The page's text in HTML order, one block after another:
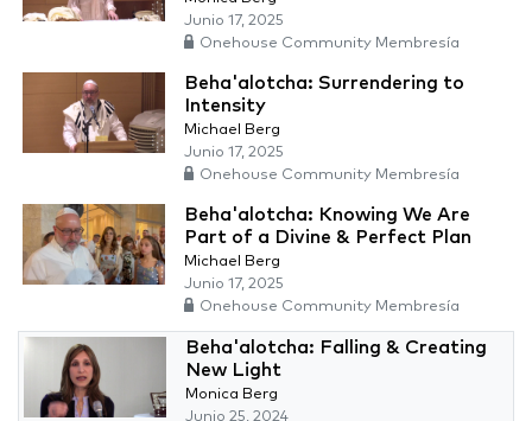
Junio 17, 2025
Onehouse Community Membresía
Beha'alotcha: Surrendering to
Intensity
Michael Berg
Junio 17, 2025
Onehouse Community Membresía
Beha'alotcha: Knowing We Are
Part of a Divine & Perfect Plan
Michael Berg
Junio 17, 2025
Onehouse Community Membresía
Beha'alotcha: Falling & Creating
New Light
Monica Berg
Junio 25, 2024